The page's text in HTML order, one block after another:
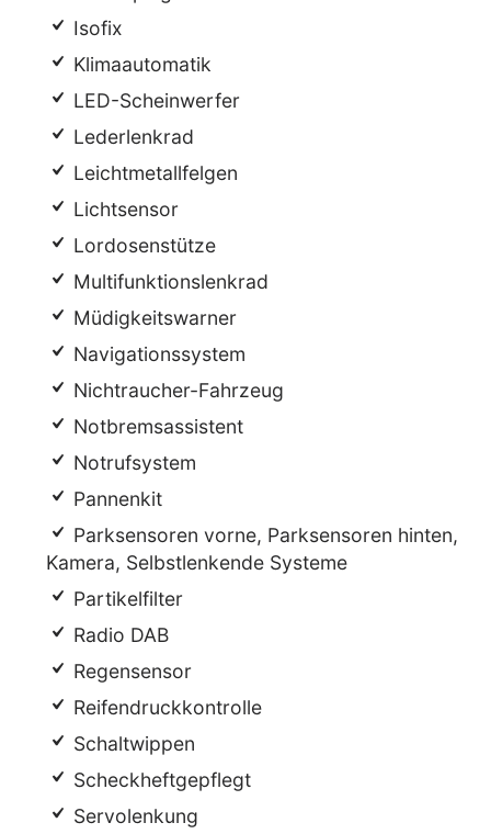
Isofix
Klimaautomatik
LED-Scheinwerfer
Lederlenkrad
Leichtmetallfelgen
Lichtsensor
Lordosenstütze
Multifunktionslenkrad
Müdigkeitswarner
Navigationssystem
Nichtraucher-Fahrzeug
Notbremsassistent
Notrufsystem
Pannenkit
Parksensoren vorne, Parksensoren hinten,
Kamera, Selbstlenkende Systeme
Partikelfilter
Radio DAB
Regensensor
Reifendruckkontrolle
Schaltwippen
Scheckheftgepflegt
Servolenkung